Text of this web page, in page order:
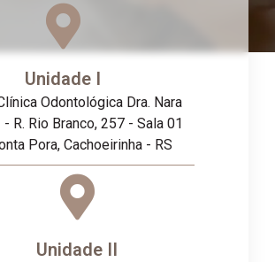
Unidade I
Odontológica Dra. Nara
R. Rio Branco, 257 - Sala 01
Pora, Cachoeirinha - RS
Unidade II